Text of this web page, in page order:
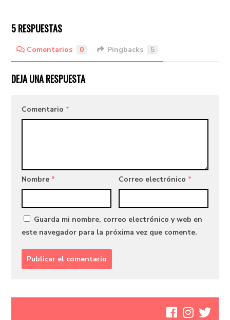
5 RESPUESTAS
Comentarios 0 Pingbacks 5
DEJA UNA RESPUESTA
Comentario *
Nombre * Correo electrónico *
Guarda mi nombre, correo electrónico y web en
este navegador para la próxima vez que comente.